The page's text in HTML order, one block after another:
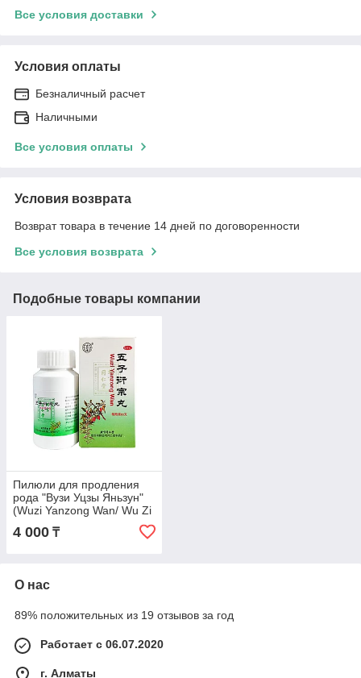
Все условия доставки
Условия оплаты
Безналичный расчет
Наличными
Все условия оплаты
Условия возврата
Возврат товара в течение 14 дней по договоренности
Все условия возврата
Подобные товары компании
Пилюли для продления
рода "Вузи Уцзы Яньзун"
(Wuzi Yanzong Wan/ Wu Zi
Yan Zong Wan)
4 000 ₸
О нас
89% положительных из 19 отзывов за год
Работает с 06.07.2020
г. Алматы